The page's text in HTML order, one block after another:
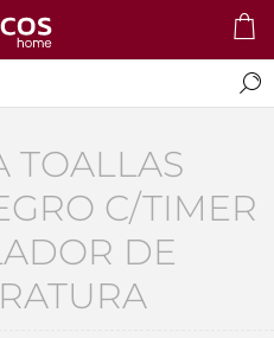
TOALLAS
C/TIMER
DE